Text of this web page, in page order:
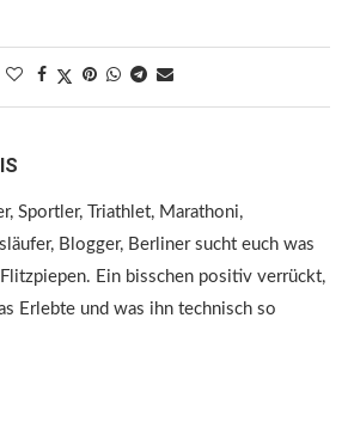
Sportler, Triathlet, Marathoni,
Blogger, Berliner sucht euch was
Ein bisschen positiv verrückt,
Erlebte und was ihn technisch so